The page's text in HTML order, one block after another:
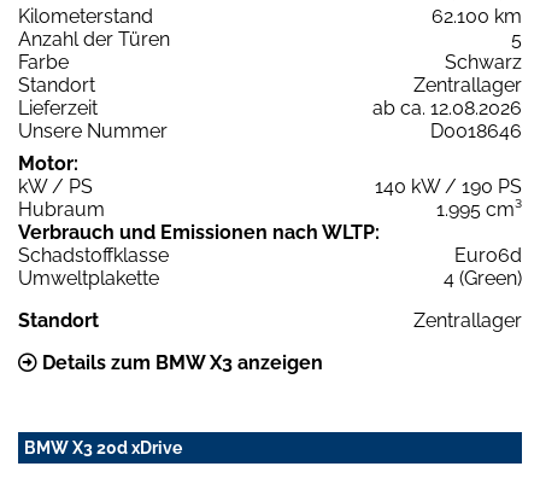
Kilometerstand
62.100 km
Anzahl der Türen
5
Farbe
Schwarz
Standort
Zentrallager
Lieferzeit
ab ca. 12.08.2026
Unsere Nummer
D0018646
Motor:
kW / PS
140 kW / 190 PS
Hubraum
1.995 cm³
Verbrauch und Emissionen nach WLTP:
Schadstoffklasse
Euro6d
Umweltplakette
4 (Green)
Standort
Zentrallager
Details zum BMW X3 anzeigen
BMW X3 20d xDrive